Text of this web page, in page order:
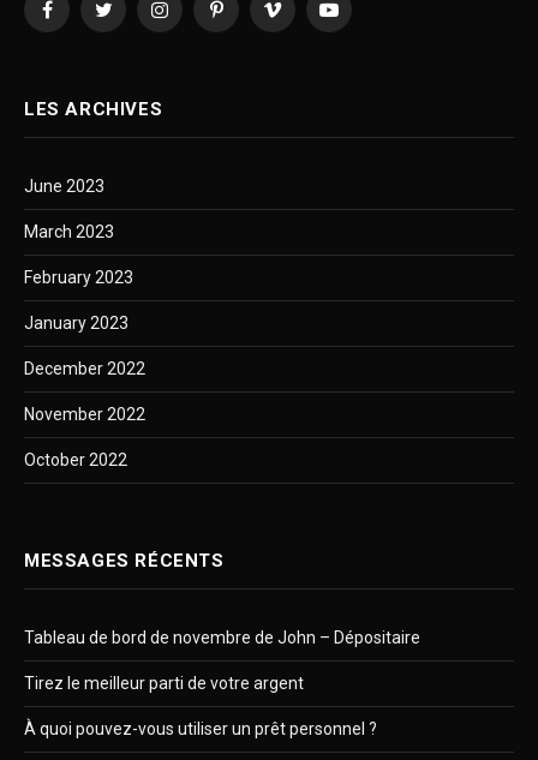
FacebookTwitterInstagramPinterestVimeo YouTube
LES ARCHIVES
June 2023
March 2023
February 2023
January 2023
December 2022
November 2022
October 2022
MESSAGES RÉCENTS
Tableau de bord de novembre de John – Dépositaire
Tirez le meilleur parti de votre argent
À quoi pouvez-vous utiliser un prêt personnel ?